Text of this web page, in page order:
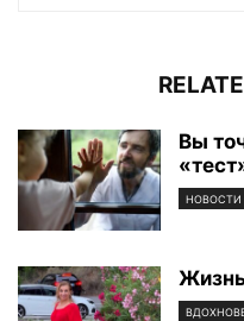
Вы
НОВОСТИ